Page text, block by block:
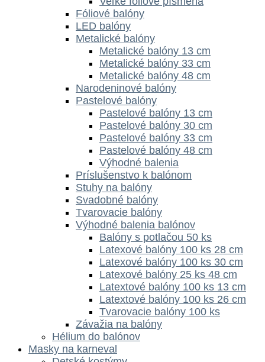
Fóliové balóny
LED balóny
Metalické balóny
Metalické balóny 13 cm
Metalické balóny 33 cm
Metalické balóny 48 cm
Narodeninové balóny
Pastelové balóny
Pastelové balóny 13 cm
Pastelové balóny 30 cm
Pastelové balóny 33 cm
Pastelové balóny 48 cm
Výhodné balenia
Príslušenstvo k balónom
Stuhy na balóny
Svadobné balóny
Tvarovacie balóny
Výhodné balenia balónov
Balóny s potlačou 50 ks
Latexové balóny 100 ks 28 cm
Latexové balóny 100 ks 30 cm
Latexové balóny 25 ks 48 cm
Latextové balóny 100 ks 13 cm
Latextové balóny 100 ks 26 cm
Tvarovacie balóny 100 ks
Závažia na balóny
Hélium do balónov
Masky na karneval